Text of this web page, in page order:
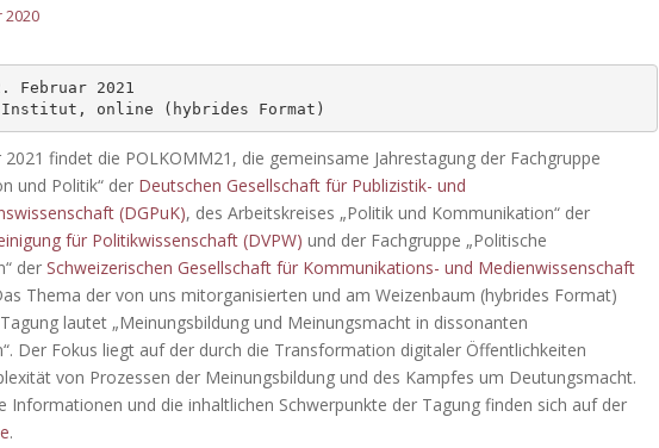
2020
Februar 2021
Institut, online (hybrides Format)
2021 findet die POLKOMM21, die gemeinsame Jahrestagung der Fachgruppe
und Politik“ der Deutschen Gesellschaft für Publizistik- und
(DGPuK), des Arbeitskreises „Politik und Kommunikation“ der
für Politikwissenschaft (DVPW) und der Fachgruppe „Politische
der Schweizerischen Gesellschaft für Kommunikations- und Medienwissenschaft
Thema der von uns mitorganisierten und am Weizenbaum (hybrides Format)
lautet „Meinungsbildung und Meinungsmacht in dissonanten
Der Fokus liegt auf der durch die Transformation digitaler Öffentlichkeiten
von Prozessen der Meinungsbildung und des Kampfes um Deutungsmacht.
Informationen und die inhaltlichen Schwerpunkte der Tagung finden sich auf der
.